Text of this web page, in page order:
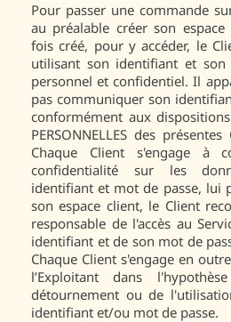
Pour passer une commande
au préalable créer son
fois créé, pour y accéder, le
utilisant son identifiant et son
personnel et confidentiel. Il
pas communiquer son
conformément aux dispositions
PERSONNELLES des
Chaque Client s'engage à
confidentialité sur les
identifiant et mot de passe, lui
son espace client, le Client
responsable de l'accès au
identifiant et de son mot de
Chaque Client s'engage en
l’Exploitant dans
détournement ou de
identifiant et/ou mot de passe.